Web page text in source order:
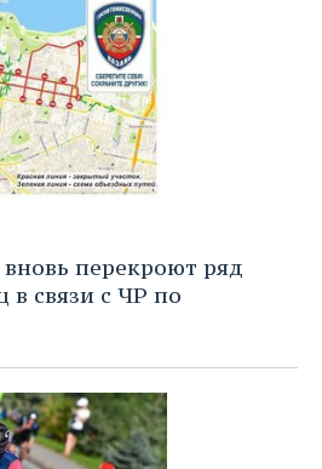
перекроют ряд
в связи с ЧР по